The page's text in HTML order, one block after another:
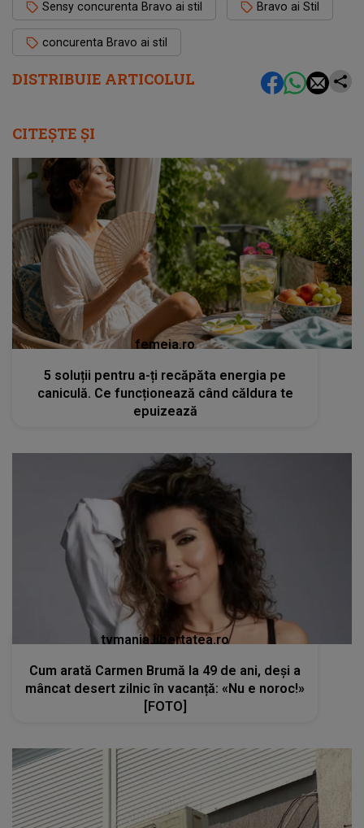
DISTRIBUIE ARTICOLUL
Sensy concurenta Bravo ai stil Bravo ai Stil
concurenta Bravo ai stil
CITEȘTE ȘI
femeia.ro
5 soluții pentru a-ți recăpăta energia pe
caniculă. Ce funcționează când căldura te
epuizează
tvmania.libertatea.ro
Cum arată Carmen Brumă la 49 de ani, deși a
mâncat desert zilnic în vacanță: «Nu e noroc!»
[FOTO]